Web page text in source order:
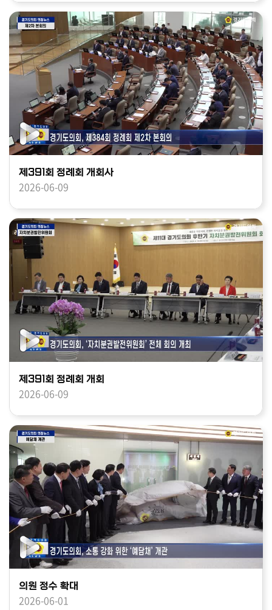
제391회 정례회 개회사
2026-06-09
제391회 정례회 개회
2026-06-09
의원 정수 확대
2026-06-01